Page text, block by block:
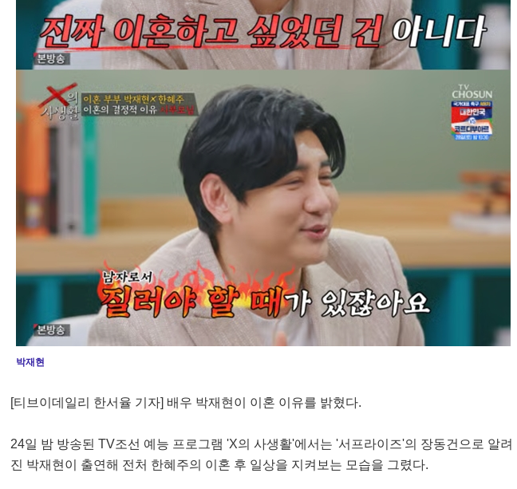
박재현
[티브이데일리 한서율 기자] 배우 박재현이 이혼 이유를 밝혔다.
24일 밤 방송된 TV조선 예능 프로그램 'X의 사생활'에서는 '서프라이즈'의 장동건으로 알려
진 박재현이 출연해 전처 한혜주의 이혼 후 일상을 지켜보는 모습을 그렸다.